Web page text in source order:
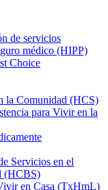
de servicios
médico (HIPP)
Choice
la Comunidad (HCS)
para Vivir en la
Servicios en el
(HCBS)
en Casa (TxHmL)